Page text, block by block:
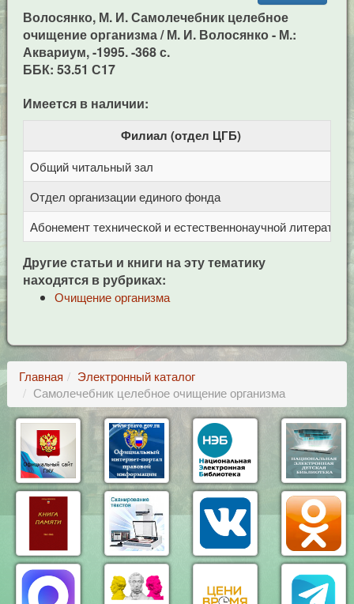
Волосянко, М. И. Самолечебник целебное
очищение организма / М. И. Волосянко - М.:
Аквариум, -1995. -368 с.
ББК: 53.51 С17
Имеется в наличии:
Филиал (отдел ЦГБ)
Общий читальный зал
Отдел организации единого фонда
Абонемент технической и естественнонаучной литерат
Другие статьи и книги на эту тематику
находятся в рубриках:
Очищение организма
Главная
Электронный каталог
Самолечебник целебное очищение организма